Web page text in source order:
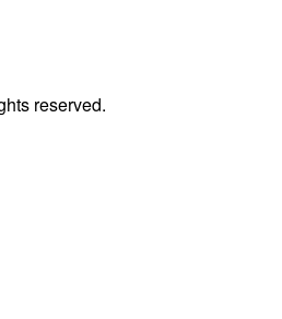
reserved.